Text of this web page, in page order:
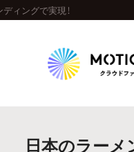
ィングで実現！
日本のラーメ